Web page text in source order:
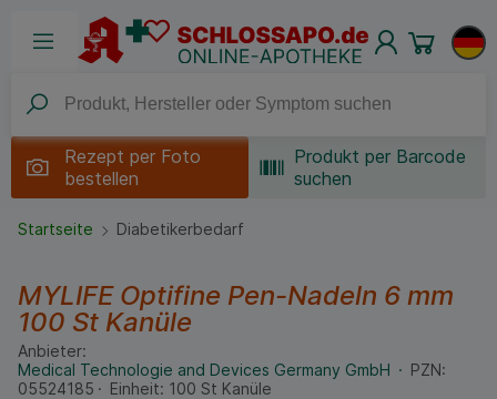
Rezept per Foto
bestellen
Produkt per Barcode
suchen
Startseite Diabetikerbedarf
MYLIFE Optifine Pen-Nadeln 6 mm
100 St Kanüle
Anbieter:
Medical Technologie and Devices Germany GmbH
PZN:
05524185
Einheit: 100 St Kanüle